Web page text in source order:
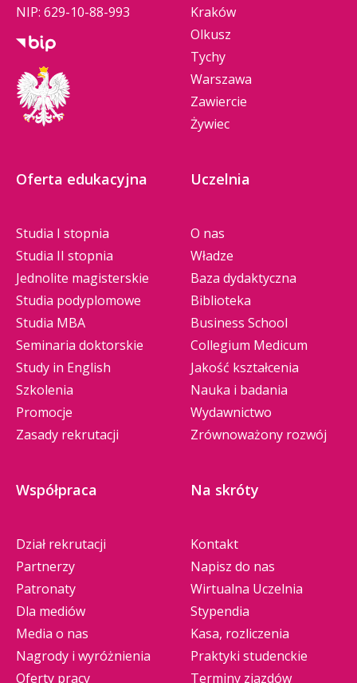
NIP: 629-10-88-993
Kraków
Olkusz
Tychy
Warszawa
Zawiercie
Żywiec
Oferta edukacyjna
Studia I stopnia
Studia II stopnia
Jednolite magisterskie
Studia podyplomowe
Studia MBA
Seminaria doktorskie
Study in English
Szkolenia
Promocje
Zasady rekrutacji
Uczelnia
O nas
Władze
Baza dydaktyczna
Biblioteka
Business School
Collegium Medicum
Jakość kształcenia
Nauka i badania
Wydawnictwo
Zrównoważony rozwój
Współpraca
Dział rekrutacji
Partnerzy
Patronaty
Dla mediów
Media o nas
Nagrody i wyróżnienia
Oferty pracy
Na skróty
Kontakt
Napisz do nas
Wirtualna Uczelnia
Stypendia
Kasa, rozliczenia
Praktyki studenckie
Terminy zjazdów